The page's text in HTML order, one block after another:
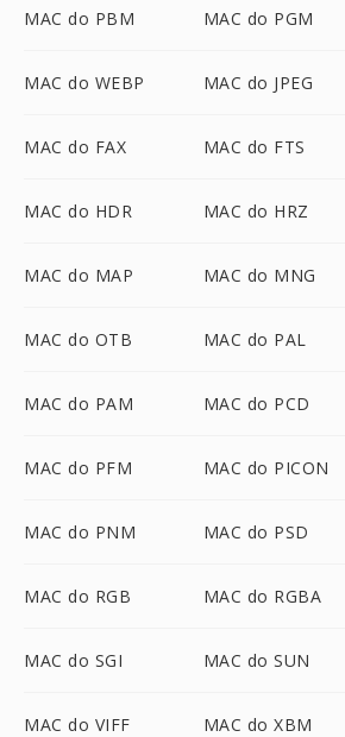
MAC do PBM MAC do PGM
MAC do WEBP MAC do JPEG
MAC do FAX MAC do FTS
MAC do HDR MAC do HRZ
MAC do MAP MAC do MNG
MAC do OTB MAC do PAL
MAC do PAM MAC do PCD
MAC do PFM MAC do PICON
MAC do PNM MAC do PSD
MAC do RGB MAC do RGBA
MAC do SGI MAC do SUN
MAC do VIFF MAC do XBM